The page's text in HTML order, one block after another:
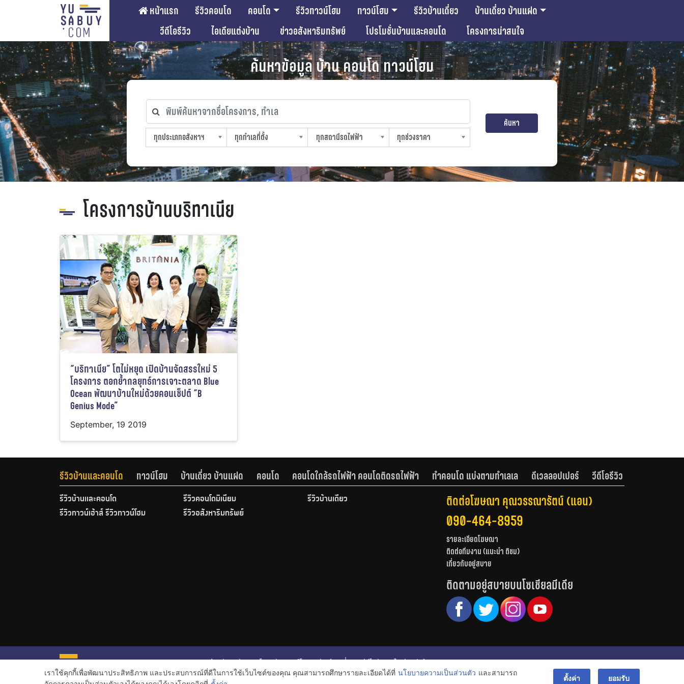
หน้าแรก รีวิวคอนโด คอนโด รีวิวทาวน์โฮม ทาวน์โฮม รีวิวบ้านเดี่ยว
บ้านเดี่ยว บ้านแฝด
วีดีโอรีวิว
ไอเดียแต่งบ้าน ข่าวอสังหาริมทรัพย์ โปรโมชั่นบ้านและคอนโด โครงการน่าสนใจ
ค้นหาข้อมูล บ้าน คอนโด ทาวน์โฮม
พิมพ์ค้นหาจากชื่อโครงการ, ทำเล
ทุกประเภทอสังหาฯ
ทุกประเภทอสังหาฯ
ทุกทำเลที่ตั้ง
ทุกทำเลที่ตั้ง
ทุกสถานีรถไฟฟ้า
ทุกสถานีรถไฟฟ้า
ทุกช่วงราคา
ทุกช่วงราคา
ค้นหา
โครงการบ้านบริทาเนีย
“บริทาเนีย” โตไม่หยุด เปิดบ้านจัดสรรใหม่ 5
โครงการ ตอกย้ำกลยุทธ์การเจาะตลาด Blue
Ocean พัฒนาบ้านใหม่ด้วยคอนเซ็ปต์ “B
Genius Mode”
September, 19 2019
รีวิวบ้านและคอนโด ทาวน์โฮม บ้านเดี่ยว บ้านแฝด คอนโด คอนโดใกล้รถไฟฟ้า คอนโดติดรถไฟฟ้า ทำคอนโด แบ่งตามทำเลเล ดีเวลลอปเปอร์ วีดีโอรีวิว
รีวิวบ้านและคอนโด รีวิวคอนโดมิเนียม
รีวิวบ้านเดี่ยว
รีวิวทาวน์เฮ้าส์ รีวิวทาวน์โฮม
รีวิวอสังหาริมทรัพย์
ติดต่อโฆษณา คุณวรรณารัตน์ (แอน)
090-464-8959
รายละเอียดโฆษณา
ติดต่อทีมงาน (แนะนำ ติชม)
เกี่ยวกับอยู่สบาย
ติดตามอยู่สบายบนโซเชียลมีเดีย
หน้าหลัก รีวิวคอนโด รีวิวทาวน์โฮม รีวิวบ้านเดี่ยว วีดีโอรีวิว
ไอเดียแต่งบ้าน
ข่าวอสังหาริมทรัพย์
โปรโมชั่นบ้านและคอนโด
© สงวนลิขสิทธิ์ 2556-2564
เราใช้คุกกี้เพื่อพัฒนาประสิทธิภาพ และประสบการณ์ที่ดีในการใช้เว็บไซต์ของคุณ คุณสามารถศึกษารายละเอียดได้ที่ นโยบายความเป็นส่วนตัว และสามารถ
ตั้งค่า ยอมรับ